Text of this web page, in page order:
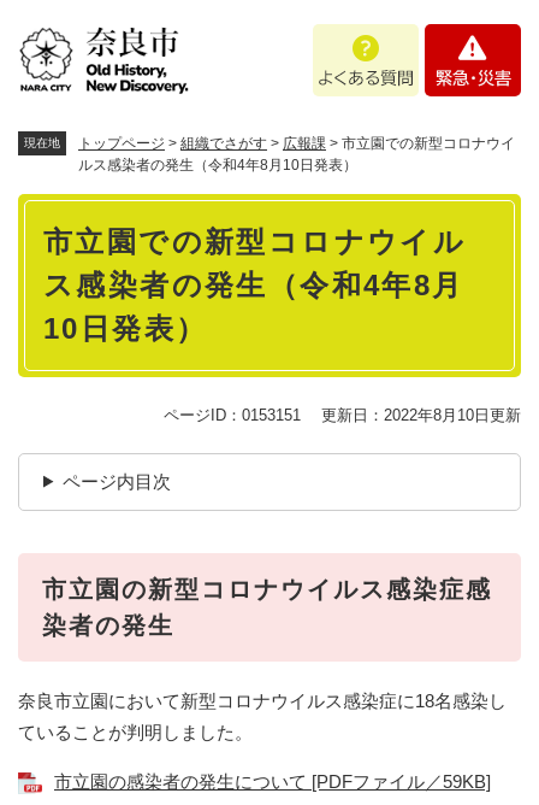
あ
問
・
現在地 トップページ > 組織でさがす > 広報課 > 市立園での新型コロナウイ
ルス感染者の発生（令和4年8月10日発表）
本
市立園での新型コロナウイル
ス感染者の発生（令和4年8月
10日発表）
ページID：0153151 更新日：2022年8月10日更新
ページ内目次
市立園の新型コロナウイルス感染症感
染者の発生
奈良市立園において新型コロナウイルス感染症に18名感染し
ていることが判明しました。
市立園の感染者の発生について [PDFファイル／59KB]